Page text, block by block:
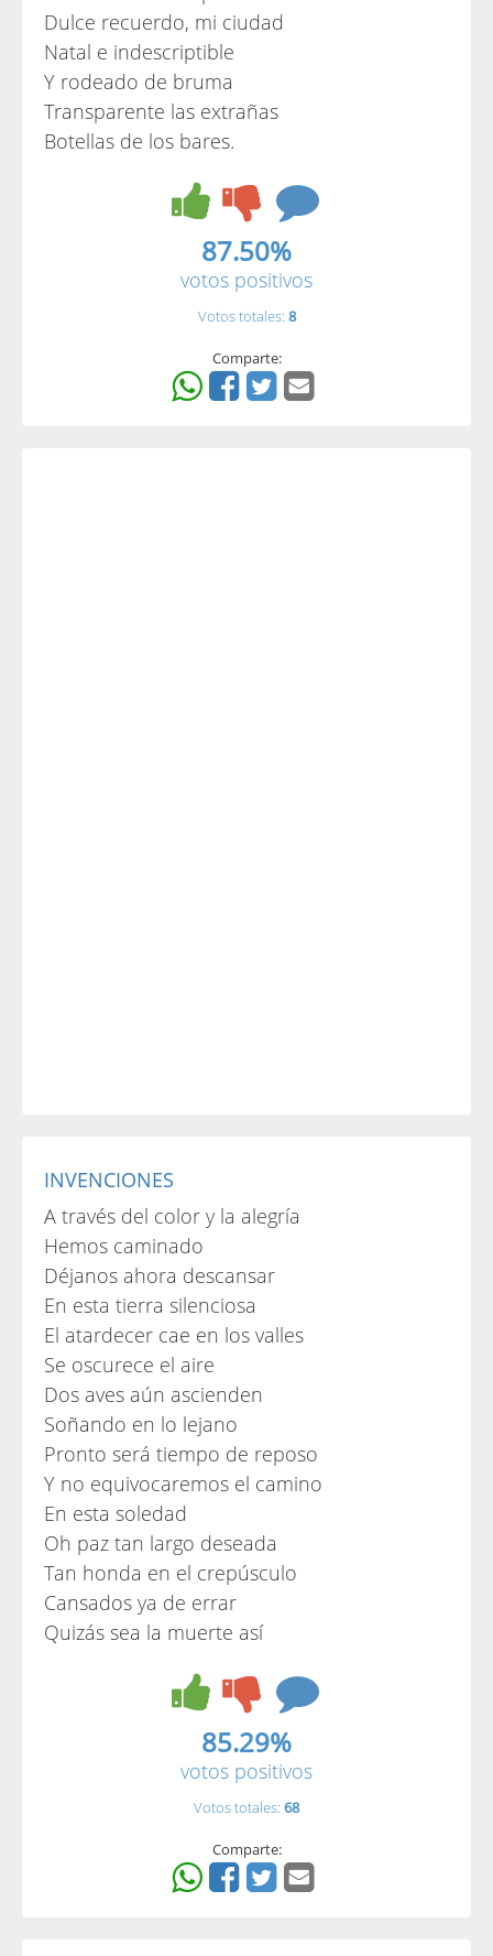
Dulce recuerdo, mi ciudad
Natal e indescriptible
Y rodeado de bruma
Transparente las extrañas
Botellas de los bares.
87.50%
votos positivos
Votos totales: 8
Comparte:
INVENCIONES
A través del color y la alegría
Hemos caminado
Déjanos ahora descansar
En esta tierra silenciosa
El atardecer cae en los valles
Se oscurece el aire
Dos aves aún ascienden
Soñando en lo lejano
Pronto será tiempo de reposo
Y no equivocaremos el camino
En esta soledad
Oh paz tan largo deseada
Tan honda en el crepúsculo
Cansados ya de errar
Quizás sea la muerte así
85.29%
votos positivos
Votos totales: 68
Comparte: